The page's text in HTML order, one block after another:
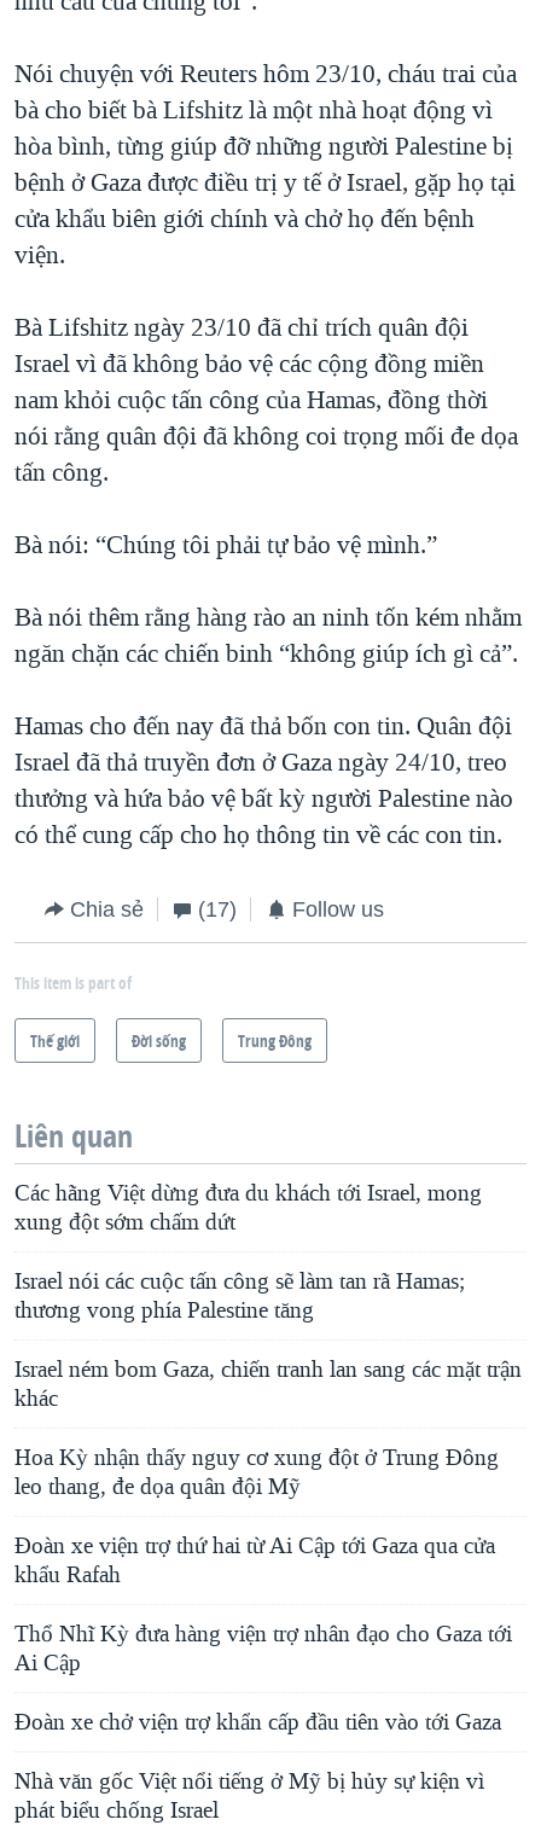
Nói chuyện với Reuters hôm 23/10, cháu trai của
bà cho biết bà Lifshitz là một nhà hoạt động vì
hòa bình, từng giúp đỡ những người Palestine bị
bệnh ở Gaza được điều trị y tế ở Israel, gặp họ tại
cửa khẩu biên giới chính và chở họ đến bệnh
viện.
Bà Lifshitz ngày 23/10 đã chỉ trích quân đội
Israel vì đã không bảo vệ các cộng đồng miền
nam khỏi cuộc tấn công của Hamas, đồng thời
nói rằng quân đội đã không coi trọng mối đe dọa
tấn công.
Bà nói: “Chúng tôi phải tự bảo vệ mình.”
Bà nói thêm rằng hàng rào an ninh tốn kém nhằm
ngăn chặn các chiến binh “không giúp ích gì cả”.
Hamas cho đến nay đã thả bốn con tin. Quân đội
Israel đã thả truyền đơn ở Gaza ngày 24/10, treo
thưởng và hứa bảo vệ bất kỳ người Palestine nào
có thể cung cấp cho họ thông tin về các con tin.
Chia sẻ (17) Follow us
This item is part of
Thế giới Ðời sống Trung Ðông
Liên quan
Các hãng Việt dừng đưa du khách tới Israel, mong
xung đột sớm chấm dứt
Israel nói các cuộc tấn công sẽ làm tan rã Hamas;
thương vong phía Palestine tăng
Israel ném bom Gaza, chiến tranh lan sang các mặt trận
khác
Hoa Kỳ nhận thấy nguy cơ xung đột ở Trung Đông
leo thang, đe dọa quân đội Mỹ
Đoàn xe viện trợ thứ hai từ Ai Cập tới Gaza qua cửa
khẩu Rafah
Thổ Nhĩ Kỳ đưa hàng viện trợ nhân đạo cho Gaza tới
Ai Cập
Đoàn xe chở viện trợ khẩn cấp đầu tiên vào tới Gaza
Nhà văn gốc Việt nổi tiếng ở Mỹ bị hủy sự kiện vì
phát biểu chống Israel